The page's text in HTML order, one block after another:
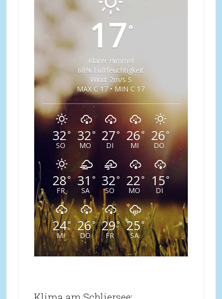
17°
Klarer Himmel
68% Luftfeuchtigkeit
Wind: 2m/s S
MAX C 17 • MIN C 17
32°
SO
32°
MO
27°
DI
26°
MI
26°
DO
28°
FR
31 °
SA
32°
SO
22°
MO
15°
DI
24°
MI
26°
DO
29°
FR
25°
SA